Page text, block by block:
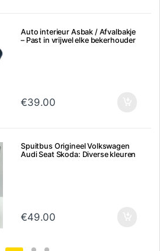
Auto interieur Asbak / Afvalbakje
– Past in vrijwel elke bekerhouder
€39.00
Spuitbus Origineel Volkswagen
Audi Seat Skoda: Diverse kleuren
€49.00